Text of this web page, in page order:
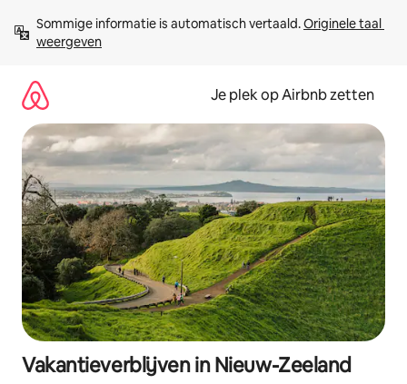
direct
naar
Sommige informatie is automatisch vertaald. Originele taal
weergeven
Je plek op Airbnb zetten
Vakantieverblijven in Nieuw-Zeeland